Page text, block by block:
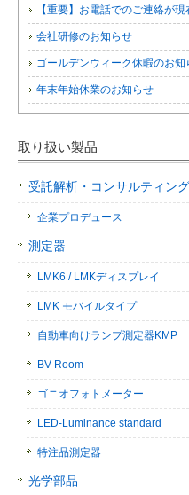
【重要】お電話でのご連絡が
会社研修のお知らせ
ゴールデンウィーク休暇のお知
年末年始休業のお知らせ
取り扱い製品
受託解析・コンサルティング
企業プロデュース
測定器
LMK6 / LMKディスプレイ
LMK モバイルタイプ
自動車向けランプ測定器KMP
BV Room
ゴニオフォトメーター
LED-Luminance standard
特注品測定器
光学部品